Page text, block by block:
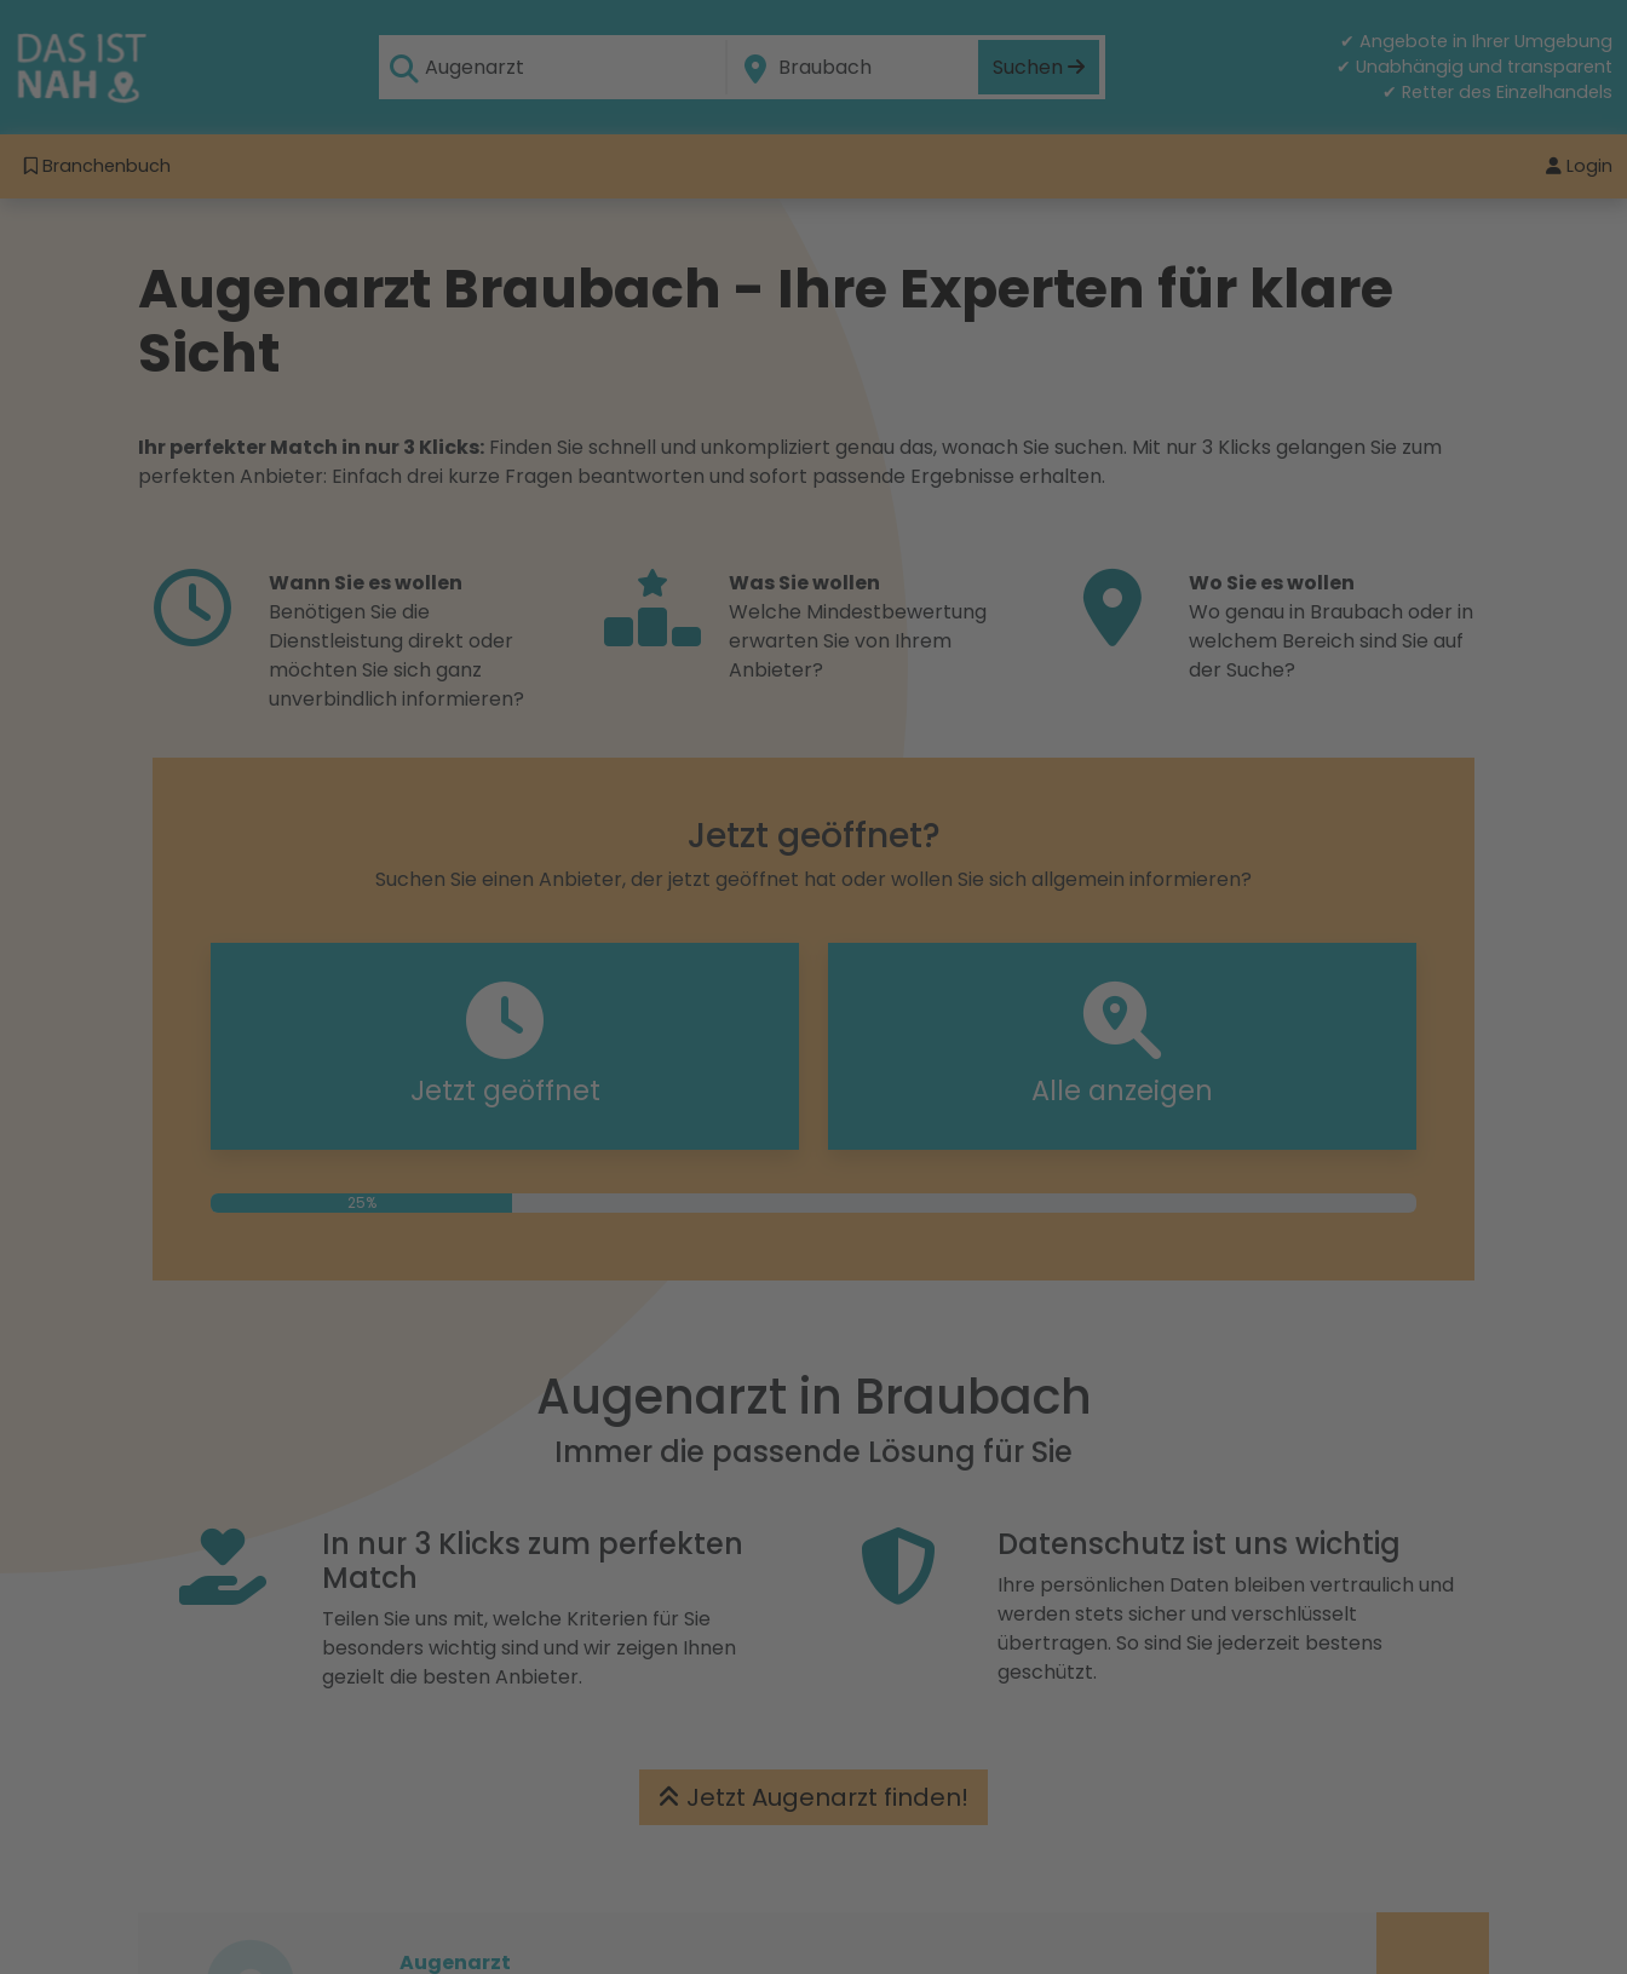
Suchen
✔ Angebote in Ihrer Umgebung
✔ Unabhängig und transparent
✔ Retter des Einzelhandels
Branchenbuch Login
Augenarzt Braubach - Ihre Experten für klare
Sicht
Ihr perfekter Match in nur 3 Klicks: Finden Sie schnell und unkompliziert genau das, wonach Sie suchen. Mit nur 3 Klicks gelangen Sie zum
perfekten Anbieter: Einfach drei kurze Fragen beantworten und sofort passende Ergebnisse erhalten.
Wann Sie es wollen
Benötigen Sie die
Dienstleistung direkt oder
möchten Sie sich ganz
unverbindlich informieren?
Was Sie wollen
Welche Mindestbewertung
erwarten Sie von Ihrem
Anbieter?
Wo Sie es wollen
Wo genau in Braubach oder in
welchem Bereich sind Sie auf
der Suche?
Jetzt geöffnet?
Suchen Sie einen Anbieter, der jetzt geöffnet hat oder wollen Sie sich allgemein informieren?
Jetzt geöffnet Alle anzeigen
25%
Augenarzt in Braubach
Immer die passende Lösung für Sie
In nur 3 Klicks zum perfekten
Match
Teilen Sie uns mit, welche Kriterien für Sie
besonders wichtig sind und wir zeigen Ihnen
gezielt die besten Anbieter.
Datenschutz ist uns wichtig
Ihre persönlichen Daten bleiben vertraulich und
werden stets sicher und verschlüsselt
übertragen. So sind Sie jederzeit bestens
geschützt.
Jetzt Augenarzt finden!
Augenarzt